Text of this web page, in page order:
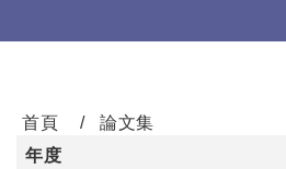
首頁
論文集
年度